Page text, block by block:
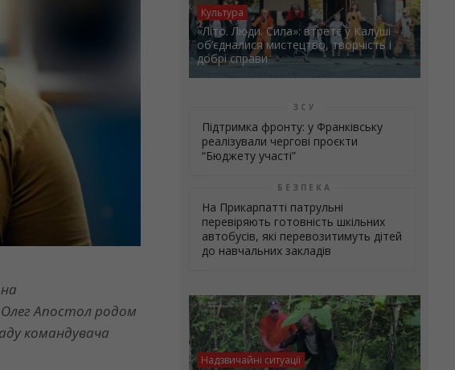
Олег Апостол родом
командувача
Культура
«Літо. Люди. Сила»: втретє у Калуші
об’єдналися мистецтво, творчість і
добрі справи
ЗСУ
Підтримка фронту: у Франківську
реалізували чергові проєкти
“Бюджету участі”
БЕЗПЕКА
На Прикарпатті патрульні
перевіряють готовність шкільних
автобусів, які перевозитимуть дітей
до навчальних закладів
Надзвичайні ситуації